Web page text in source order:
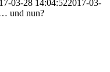
03-28 14:04:522017-03-
und nun?